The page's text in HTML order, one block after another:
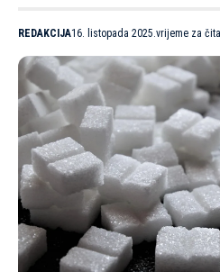
REDAKCIJA16. listopada 2025.vrijeme za